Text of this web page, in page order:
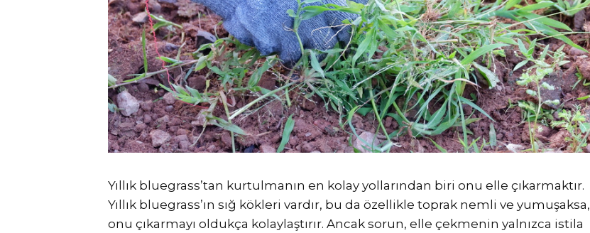
Yıllık bluegrass’tan kurtulmanın en kolay yollarından biri onu elle çıkarmaktır.
Yıllık bluegrass’ın sığ kökleri vardır, bu da özellikle toprak nemli ve yumuşaksa,
onu çıkarmayı oldukça kolaylaştırır. Ancak sorun, elle çekmenin yalnızca istila